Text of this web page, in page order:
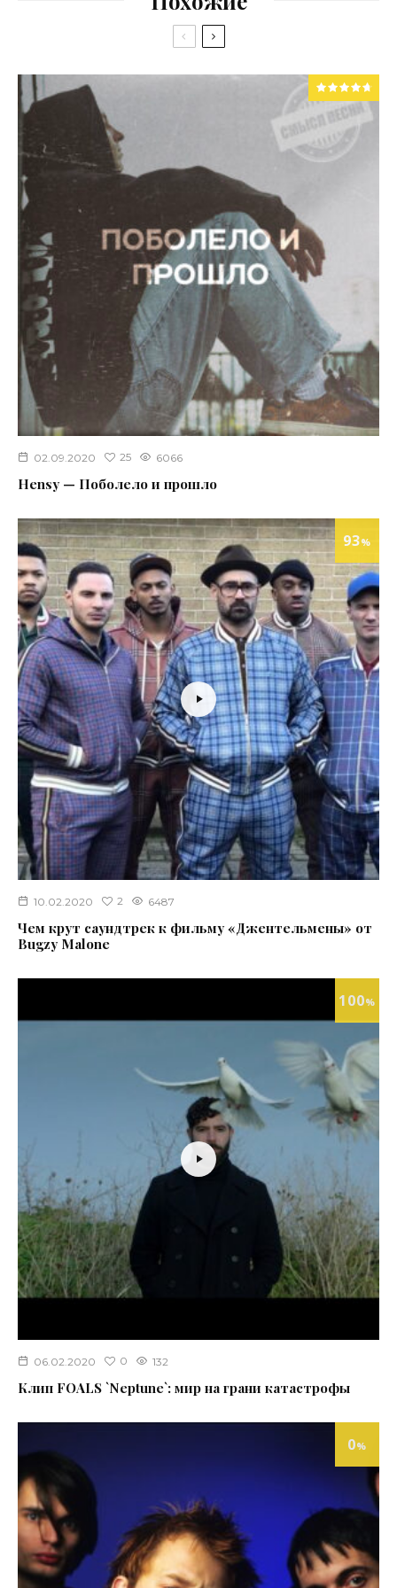
02.09.2020 25 6066
Hensy — Поболело и прошло
93%
10.02.2020 2 6487
Чем крут саундтрек к фильму «Джентельмены» от
Bugzy Malone
100%
06.02.2020 0 132
Клип FOALS `Neptune`: мир на грани катастрофы
0%